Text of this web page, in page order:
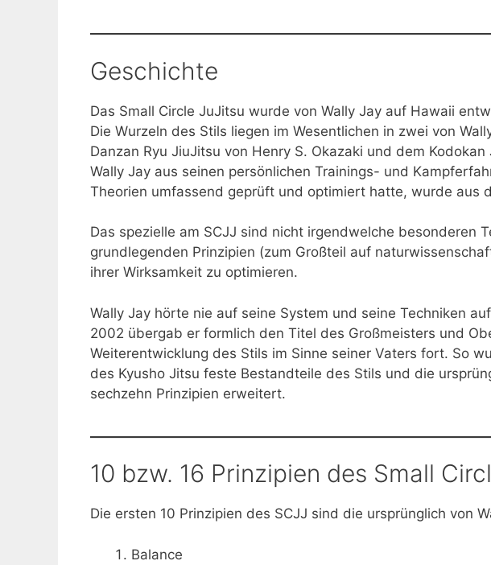
Geschichte
Das Small Circle JuJitsu wurde von Wally Jay auf Hawaii
Die Wurzeln des Stils liegen im Wesentlichen in zwei von
Danzan Ryu JiuJitsu von Henry S. Okazaki und dem
Wally Jay aus seinen persönlichen Trainings- und
Theorien umfassend geprüft und optimiert hatte, wurde aus
Das spezielle am SCJJ sind nicht irgendwelche besonderen
grundlegenden Prinzipien (zum Großteil auf
ihrer Wirksamkeit zu optimieren.
Wally Jay hörte nie auf seine System und seine Techniken
2002 übergab er formlich den Titel des Großmeisters und
Weiterentwicklung des Stils im Sinne seiner Vaters fort. So
des Kyusho Jitsu feste Bestandteile des Stils und die
sechzehn Prinzipien erweitert.
10 bzw. 16 Prinzipien des Small
Die ersten 10 Prinzipien des SCJJ sind die ursprünglich von
Balance